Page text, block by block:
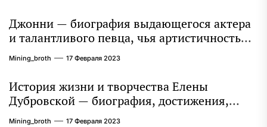
Джонни — биография выдающегося актера
и талантливого певца, чья артистичность
захватывает миллионы сердец
Mining_broth 17 Февраля 2023
История жизни и творчества Елены
Дубровской — биография, достижения,
интересные факты
Mining_broth 17 Февраля 2023